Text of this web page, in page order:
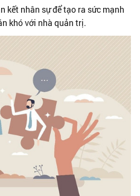
kết nhân sự để tạo ra sức mạnh
khó với nhà quản trị.